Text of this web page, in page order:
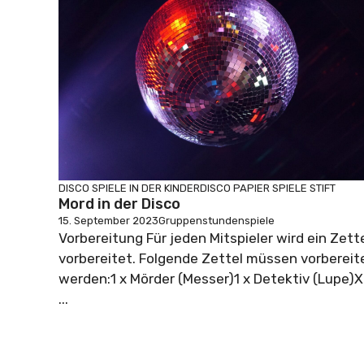
DISCO SPIELE IN DER KINDERDISCO PAPIER SPIELE STIFT
Mord in der Disco
15. September 2023Gruppenstundenspiele
Vorbereitung Für jeden Mitspieler wird ein
vorbereitet. Folgende Zettel müssen
werden:1 x Mörder (Messer)1 x Detektiv
...